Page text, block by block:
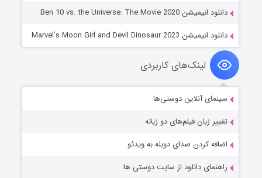
دانلود انیمیشن Ben 10 vs. the Universe: The Movie 2020
دانلود انیمیشن Marvel’s Moon Girl and Devil Dinosaur 2023
لینک‌های کاربردی
سینمای آنلاین دوستی‌ها
تغییر زبان فیلم‌های دو زبانه
اضافه کردن صدای دوبله به ویدئو
راهنمای دانلود از سایت دوستی ها